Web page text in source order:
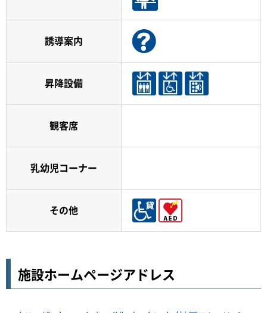
誘導案内
昇降設備
観客席
乳幼児コーナー
その他
施設ホームページアドレス